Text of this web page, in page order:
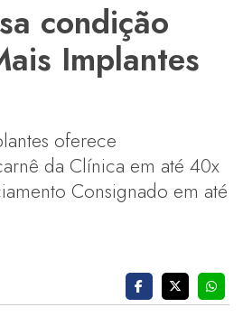
condição
Implantes
oferece
da Clínica em até 40x
Consignado em até